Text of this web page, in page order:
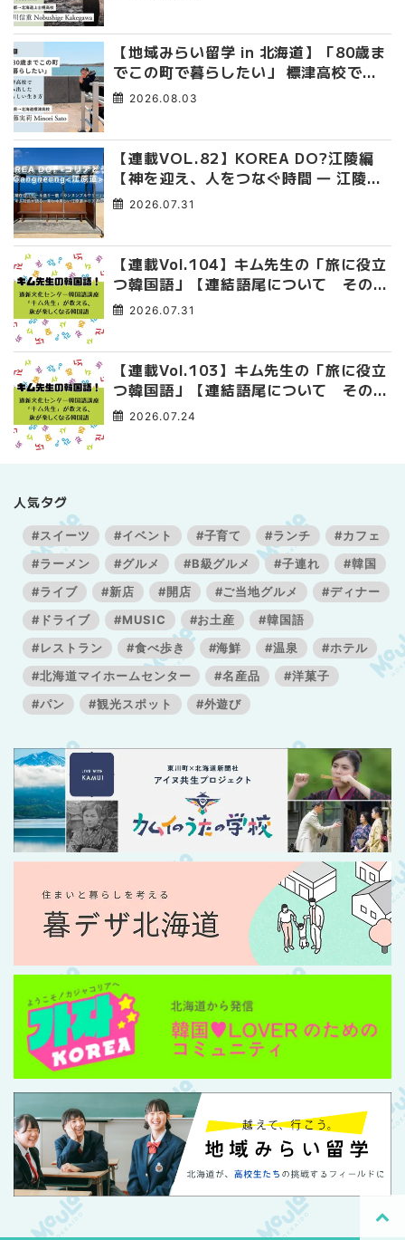
【地域みらい留学 in 北海道】「80歳ま
でこの町で暮らしたい」 標津高校で踏
み出した、私らしい生き方
2026.08.03
【連載VOL.82】KOREA DO?江陵編
【神を迎え、人をつなぐ時間 ― 江陵端
午祭 】
2026.07.31
【連載Vol.104】キム先生の「旅に役立
つ韓国語」【連結語尾について その
4】2026.07.31
【連載Vol.103】キム先生の「旅に役立
つ韓国語」【連結語尾について その
3】2026.07.24
人気タグ
#スイーツ #イベント #子育て #ランチ
#カフェ
#ラーメン
#グルメ #B級グルメ #子連れ
#韓国
#ライブ
#新店 #開店 #ご当地グルメ
#ディナー
#ドライブ
#MUSIC #お土産
#韓国語
#レストラン
#食べ歩き #海鮮 #温泉
#ホテル
#北海道マイホームセンター
#名産品
#洋菓子
#パン
#観光スポット #外遊び